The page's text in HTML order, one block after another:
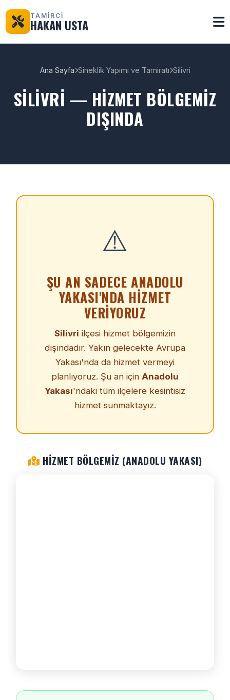
TAMİRCİ
HAKAN USTA
Ana Sayfa Sineklik Yapımı ve Tamiratı Silivri
SILIVRI — HIZMET BÖLGEMIZ
DIŞINDA
⚠️
ŞU AN SADECE ANADOLU
YAKASI'NDA HIZMET
VERIYORUZ
Silivri ilçesi hizmet bölgemizin
dışındadır. Yakın gelecekte Avrupa
Yakası'nda da hizmet vermeyi
planlıyoruz. Şu an için Anadolu
Yakası'ndaki tüm ilçelere kesintisiz
hizmet sunmaktayız.
HIZMET BÖLGEMIZ (ANADOLU YAKASI)